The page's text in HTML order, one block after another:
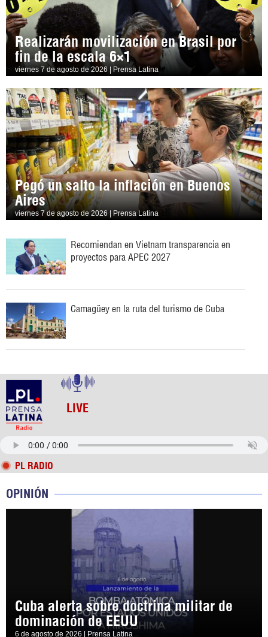
Realizarán movilización en Brasil por
fin de la escala 6×1
viernes 7 de agosto de 2026 | Prensa Latina
Pegó un salto la inflación en Buenos
Aires
viernes 7 de agosto de 2026 | Prensa Latina
Recomiendan en Vietnam transparencia en
proyectos para APEC 2027
Camagüey en la ruta del turismo de Cuba
LIVE
PL RADIO
OPINIÓN
Cuba alerta sobre doctrina militar de
dominación de EEUU
6 de agosto de 2026 | Prensa Latina